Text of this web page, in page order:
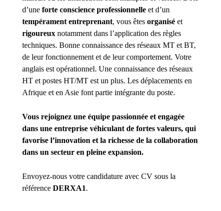
d’une forte conscience professionnelle et d’un
tempérament entreprenant, vous êtes organisé et
rigoureux notamment dans l’application des règles
techniques. Bonne connaissance des réseaux MT et BT,
de leur fonctionnement et de leur comportement. Votre
anglais est opérationnel. Une connaissance des réseaux
HT et postes HT/MT est un plus. Les déplacements en
Afrique et en Asie font partie intégrante du poste.
Vous rejoignez une équipe passionnée et engagée
dans une entreprise véhiculant de fortes valeurs, qui
favorise l’innovation et la richesse de la collaboration
dans un secteur en pleine expansion.
Envoyez-nous votre candidature avec CV sous la
référence DERXA1.